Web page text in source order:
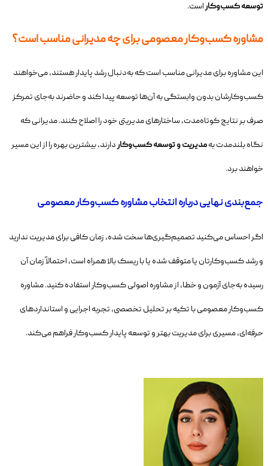
توسعه کسب‌وکار است.
مشاوره کسب‌وکار معصومی برای چه مدیرانی مناسب است؟
این مشاوره برای مدیرانی مناسب است که به‌دنبال رشد پایدار هستند، می‌خواهند
کسب‌وکارشان بدون وابستگی به آن‌ها توسعه پیدا کند و حاضرند به‌جای تمرکز
صرف بر نتایج کوتاه‌مدت، ساختارهای مدیریتی خود را اصلاح کنند. مدیرانی که
نگاه بلندمدت بهمدیریت و توسعه کسب‌وکاردارند، بیشترین بهره را از این مسیر
خواهند برد.
جمع‌بندی نهایی درباره انتخاب مشاوره کسب‌وکار معصومی
اگر احساس می‌کنید تصمیم‌گیری‌ها سخت شده، زمان کافی برای مدیریت ندارید
و رشد کسب‌وکارتان یا متوقف شده یا با ریسک بالا همراه است، احتمالاً زمان آن
رسیده به‌جای آزمون و خطا، از مشاوره اصولی کسب‌وکار استفاده کنید. مشاوره
کسب‌وکار معصومی با تکیه بر تحلیل تخصصی، تجربه اجرایی و استانداردهای
حرفه‌ای، مسیری برای مدیریت بهتر و توسعه پایدار کسب‌وکار فراهم می‌کند.